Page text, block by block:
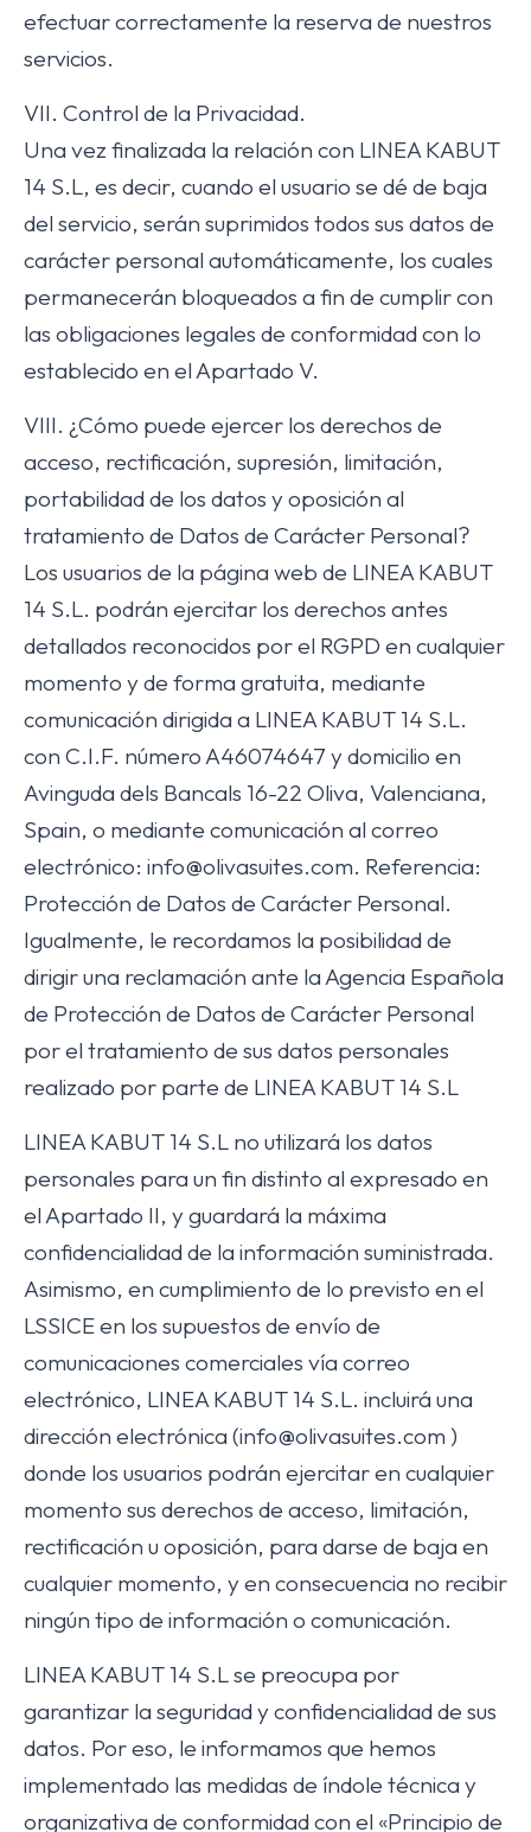
efectuar correctamente la reserva de nuestros
servicios.
VII. Control de la Privacidad.
Una vez finalizada la relación con LINEA KABUT
14 S.L, es decir, cuando el usuario se dé de baja
del servicio, serán suprimidos todos sus datos de
carácter personal automáticamente, los cuales
permanecerán bloqueados a fin de cumplir con
las obligaciones legales de conformidad con lo
establecido en el Apartado V.
VIII. ¿Cómo puede ejercer los derechos de
acceso, rectificación, supresión, limitación,
portabilidad de los datos y oposición al
tratamiento de Datos de Carácter Personal?
Los usuarios de la página web de LINEA KABUT
14 S.L. podrán ejercitar los derechos antes
detallados reconocidos por el RGPD en cualquier
momento y de forma gratuita, mediante
comunicación dirigida a LINEA KABUT 14 S.L.
con C.I.F. número A46074647 y domicilio en
Avinguda dels Bancals 16-22 Oliva, Valenciana,
Spain, o mediante comunicación al correo
electrónico: info@olivasuites.com. Referencia:
Protección de Datos de Carácter Personal.
Igualmente, le recordamos la posibilidad de
dirigir una reclamación ante la Agencia Española
de Protección de Datos de Carácter Personal
por el tratamiento de sus datos personales
realizado por parte de LINEA KABUT 14 S.L
LINEA KABUT 14 S.L no utilizará los datos
personales para un fin distinto al expresado en
el Apartado II, y guardará la máxima
confidencialidad de la información suministrada.
Asimismo, en cumplimiento de lo previsto en el
LSSICE en los supuestos de envío de
comunicaciones comerciales vía correo
electrónico, LINEA KABUT 14 S.L. incluirá una
dirección electrónica (info@olivasuites.com )
donde los usuarios podrán ejercitar en cualquier
momento sus derechos de acceso, limitación,
rectificación u oposición, para darse de baja en
cualquier momento, y en consecuencia no recibir
ningún tipo de información o comunicación.
LINEA KABUT 14 S.L se preocupa por
garantizar la seguridad y confidencialidad de sus
datos. Por eso, le informamos que hemos
implementado las medidas de índole técnica y
organizativa de conformidad con el «Principio de